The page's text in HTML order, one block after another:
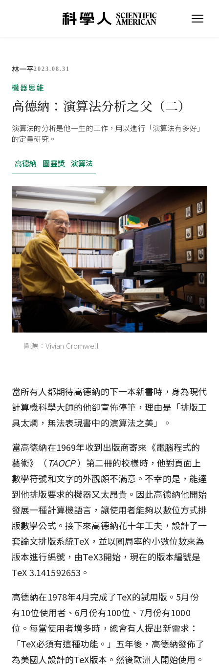
林一平2023.08.31
機器思維
高德納：演算法分析之父（二）
演算法的分析是他一生的工作，用以進行「演算法有多好」
的定量研究。
高德納 圖靈獎 演算法
圖源：Vivian Cromwell
當所有人都期待高德納的下一本新書時，身為現代
計算機科學大師的他卻宣佈停筆，理由是「排版工
具太爛，無法表現書中的演算法之美」。
當高德納在1969年收到出版商寄來《電腦程式的
藝術》（TAOCP）第二冊的校樣時，他對頁面上
數學符號和文字的外觀頗不滿意。不幸的是，能達
到他排版要求的機器又太昂貴。因此高德納他開始
發展一種計算機語言，讓使用者能夠以數位方式排
版數學公式。接下來高德納花十年工夫，設計了一
套論文排版系統TeX，並以圓周率的小數位數來為
版本進行編號，由TeX3開始，現在的版本編號是
TeX 3.141592653。
高德納在1978年4月完成了TeX的試用版。5月份
有10位使用者、6月份有100位、7月份有1000
位。每當使用者增多時，總會有人提出新需求：
「TeX必須有這種功能。」五年後，高德納發佈了
為美國人設計的TeX版本。然後歐洲人開始使用。